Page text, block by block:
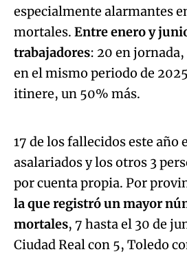
especialmente alarmantes
mortales. Entre enero y
trabajadores: 20 en jornada,
en el mismo periodo de
itinere, un 50% más.Algo salió
Try again
17 de los fallecidos este año
asalariados y los otros 3
por cuenta propia. Por
la que registró un mayor
mortales, 7 hasta el 30 de
Ciudad Real con 5, Toledo